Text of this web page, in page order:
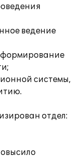
ведение
системы,
отдел: